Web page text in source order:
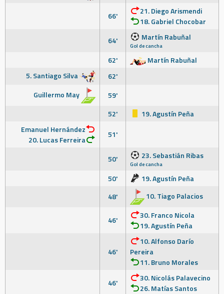
66'
21. Diego Arismendi
18. Gabriel Chocobar
64'
Martín Rabuñal
Gol de cancha
62'
Martín Rabuñal
5. Santiago Silva
62'
Guillermo May
59'
52'
19. Agustín Peña
Emanuel Hernández
20. Lucas Ferreira
51'
50' 23. Sebastián Ribas
Gol de cancha
50'
19. Agustín Peña
48'
10. Tiago Palacios
46'
30. Franco Nicola
19. Agustín Peña
46'
10. Alfonso Darío
Pereira
11. Bruno Morales
46'
30. Nicolás Palavecino
26. Matías Santos